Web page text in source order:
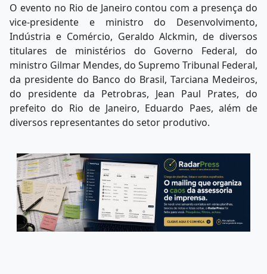
O evento no Rio de Janeiro contou com a presença do
vice-presidente e ministro do Desenvolvimento,
Indústria e Comércio, Geraldo Alckmin, de diversos
titulares de ministérios do Governo Federal, do
ministro Gilmar Mendes, do Supremo Tribunal Federal,
da presidente do Banco do Brasil, Tarciana Medeiros,
do presidente da Petrobras, Jean Paul Prates, do
prefeito do Rio de Janeiro, Eduardo Paes, além de
diversos representantes do setor produtivo.